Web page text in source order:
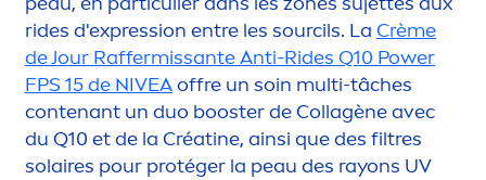
rides d'expression entre les sourcils. La Crème
de Jour Raffermissante Anti-Rides Q10 Power
FPS 15 de NIVEAoffre un soin multi-tâches
contenant un duo booster de Collagène avec
du Q10 et de la Créatine, ainsi que des filtres
solaires pour protéger la peau des rayons UV